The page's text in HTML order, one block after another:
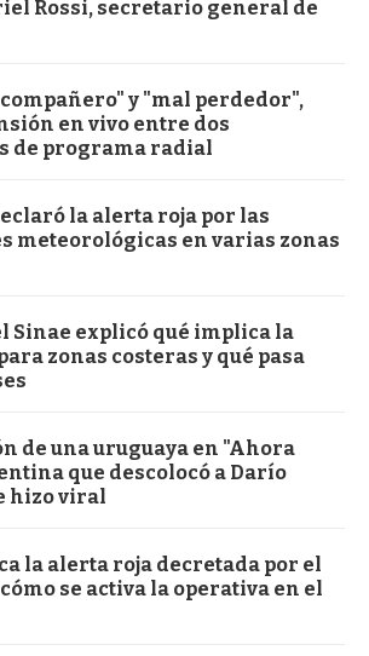
Rossi, secretario general de
y "mal perdedor",
en vivo entre dos
de programa radial
la alerta roja por las
meteorológicas en varias zonas
Sinae explicó qué implica la
zonas costeras y qué pasa
de una uruguaya en "Ahora
que descolocó a Darío
hizo viral
la alerta roja decretada por el
se activa la operativa en el